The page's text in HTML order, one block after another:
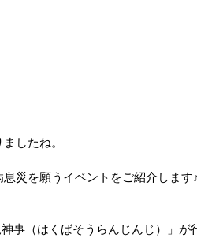
したね。
災を願うイベントをご紹介します
事（はくばそうらんじんじ）」が